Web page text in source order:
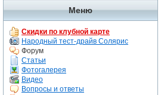
Меню
Скидки по клубной карте
Народный тест-драйв Солярис
Форум
Статьи
Фотогалерея
Видео
Вопросы и ответы